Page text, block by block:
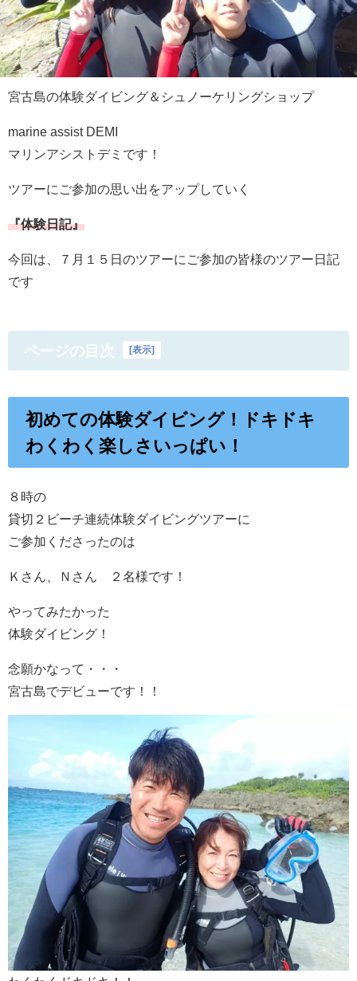
宮古島の体験ダイビング＆シュノーケリングショップ
marine assist DEMI
マリンアシストデミです！
ツアーにご参加の思い出をアップしていく
『体験日記』
今回は、７月１５日のツアーにご参加の皆様のツアー日記
です
ページの目次 [表示]
初めての体験ダイビング！ドキドキ
わくわく楽しさいっぱい！
８時の
貸切２ビーチ連続体験ダイビングツアーに
ご参加くださったのは
Ｋさん、Ｎさん ２名様です！
やってみたかった
体験ダイビング！
念願かなって・・・
宮古島でデビューです！！